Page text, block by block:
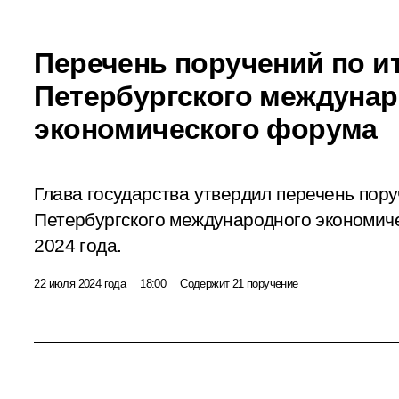
Перечень поручений по
Петербургского
экономического форума
Глава государства утвердил перечень
Петербургского международного
2024 года.
22 июля 2024 года 18:00 Содержит 21 поручение